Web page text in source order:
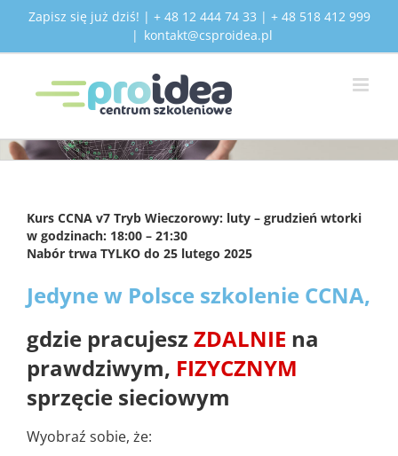
Zapisz się już dziś! | + 48 12 444 74 33 | + 48 518 412 999
| kontakt@csproidea.pl
Kurs CCNA v7 Tryb Wieczorowy: luty – grudzień wtorki
w godzinach: 18:00 – 21:30
Nabór trwa TYLKO do 25 lutego 2025
Jedyne w Polsce szkolenie CCNA,
gdzie pracujesz ZDALNIE na
prawdziwym, FIZYCZNYM
sprzęcie sieciowym
Wyobraź sobie, że: